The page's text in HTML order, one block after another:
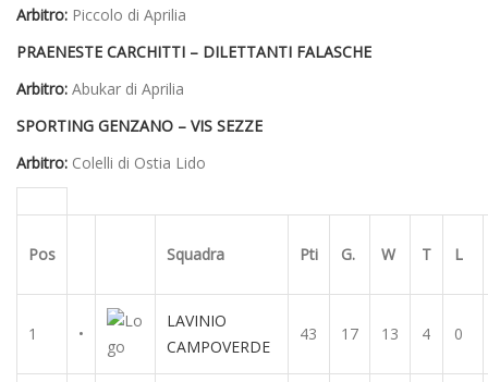
Arbitro: Piccolo di Aprilia
PRAENESTE CARCHITTI – DILETTANTI FALASCHE
Arbitro: Abukar di Aprilia
SPORTING GENZANO – VIS SEZZE
Arbitro: Colelli di Ostia Lido
Pos Squadra Pti G. W T L
1 •
LAVINIO
CAMPOVERDE
43 17 13 4 0